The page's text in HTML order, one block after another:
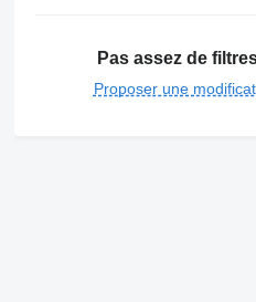
Pas assez de
Proposer une